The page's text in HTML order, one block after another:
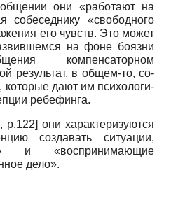
они «работают на
собеседнику «свободного
его чувств. Это может
на фоне боязни
компенсаторном
результат, в общем-то, со-
которые дают им психологи-
ребефинга.
, р.122] они характеризуются
создавать ситуации,
и «воспринимающие
дело».